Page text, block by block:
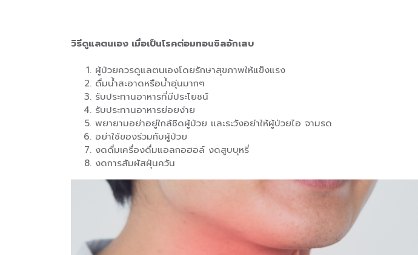
วิธีดูแลตนเอง เมื่อเป็นโรคต่อมทอนซิลอักเสบ
ผู้ป่วยควรดูแลตนเองโดยรักษาสุขภาพให้แข็งแรง
ดื่มน้ำสะอาดหรือน้ำอุ่นมากๆ
รับประทานอาหารที่มีประโยชน์
รับประทานอาหารย่อยง่าย
พยายามอย่าอยู่ใกล้ชิดผู้ป่วย และระวังอย่าให้ผู้ป่วยไอ จามรด
อย่าใช้ของร่วมกับผู้ป่วย
งดดื่มเครื่องดื่มแอลกอฮอล์ งดสูบบุหรี่
งดการสัมผัสฝุ่นควัน